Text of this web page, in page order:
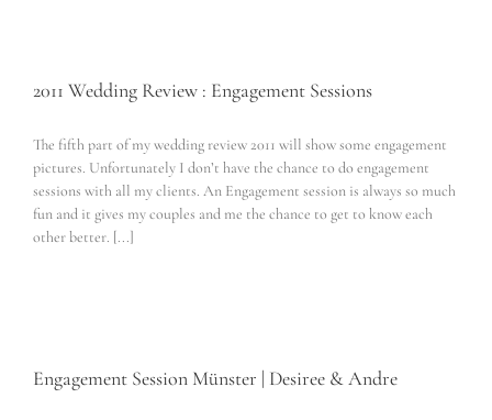
2011 Wedding Review : Engagement Sessions
The fifth part of my wedding review 2011 will show some engagement
pictures. Unfortunately I don’t have the chance to do engagement
sessions with all my clients. An Engagement session is always so much
fun and it gives my couples and me the chance to get to know each
other better. [...]
Engagement Session Münster | Desiree & Andre